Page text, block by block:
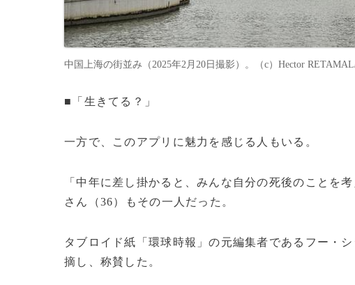
中国上海の街並み（2025年2月20日撮影）。（c）Hector
■「生きてる？」
一方で、このアプリに魅力を感じる人もいる。
「中年に差し掛かると、みんな自分の死後のことを
さん（36）もその一人だった。
タブロイド紙「環球時報」の元編集者であるフー・
摘し、称賛した。